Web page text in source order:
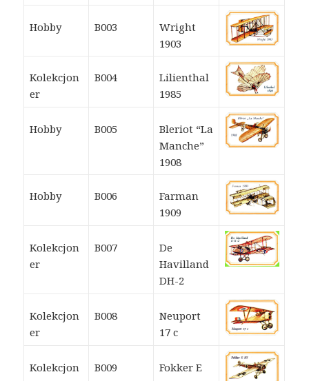
Hobby B003
Wright
1903
Kolekcjon
er
B004
Lilienthal
1985
Hobby B005
Bleriot “La
Manche”
1908
Hobby B006
Farman
1909
Kolekcjon
er
B007
De
Havilland
DH-2
Kolekcjon
er
B008
Neuport
17 c
Kolekcjon
B009
Fokker E